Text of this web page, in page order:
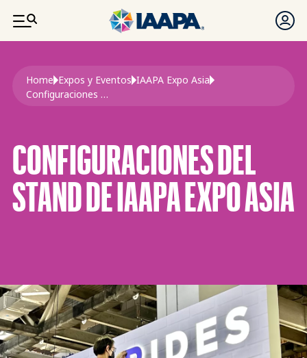
PASAR AL CONTENIDO PRINCIPAL
Ruta de navegación
Home Expos y Eventos IAAPA Expo Asia
Configuraciones de Los Stands de Expo Asia
CONFIGURACIONES DEL
STAND DE IAAPA EXPO ASIA